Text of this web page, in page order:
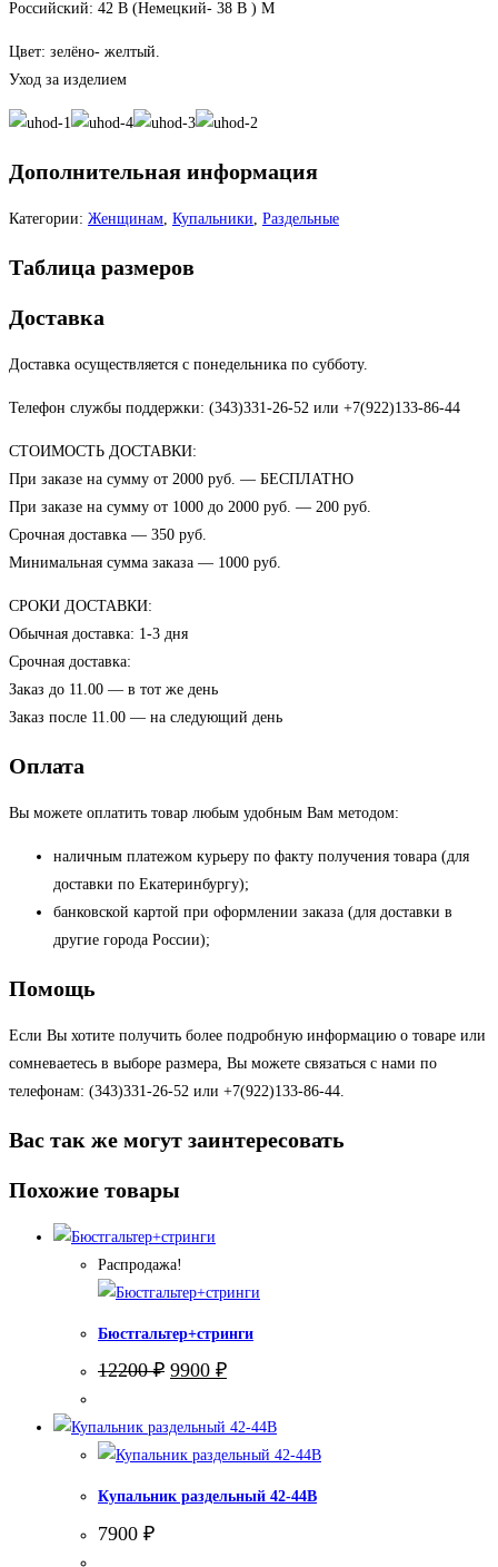
Российский: 42 В (Немецкий- 38 В ) М
Цвет: зелёно- желтый.
Уход за изделием
Дополнительная информация
Категории: Женщинам, Купальники, Раздельные
Таблица размеров
Доставка
Доставка осуществляется с понедельника по субботу.
Телефон службы поддержки: (343)331-26-52 или +7(922)133-86-44
СТОИМОСТЬ ДОСТАВКИ:
При заказе на сумму от 2000 руб. — БЕСПЛАТНО
При заказе на сумму от 1000 до 2000 руб. — 200 руб.
Срочная доставка — 350 руб.
Минимальная сумма заказа — 1000 руб.
СРОКИ ДОСТАВКИ:
Обычная доставка: 1-3 дня
Срочная доставка:
Заказ до 11.00 — в тот же день
Заказ после 11.00 — на следующий день
Оплата
Вы можете оплатить товар любым удобным Вам методом:
наличным платежом курьеру по факту получения товара (для
доставки по Екатеринбургу);
банковской картой при оформлении заказа (для доставки в
другие города России);
Помощь
Если Вы хотите получить более подробную информацию о товаре или
сомневаетесь в выборе размера, Вы можете связаться с нами по
телефонам: (343)331-26-52 или +7(922)133-86-44.
Вас так же могут заинтересовать
Похожие товары
Распродажа!
Бюстгальтер+стринги
12200₽ Первоначальная
12200 ₽.
9900 ₽Текущая
Купальник раздельный 42-44В
7900 ₽